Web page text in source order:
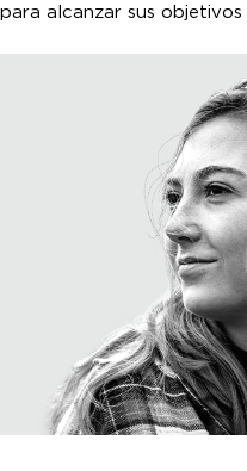
para alcanzar sus objetivos